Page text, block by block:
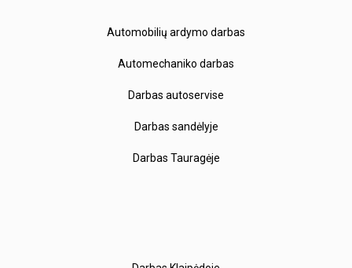
Automobilių ardymo darbas
Automechaniko darbas
Darbas autoservise
Darbas sandėlyje
Darbas Tauragėje